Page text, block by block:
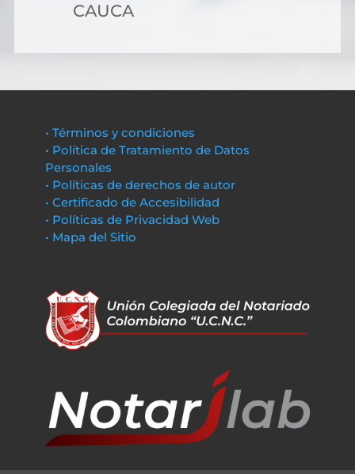
CAUCA
• Términos y condiciones
• Política de Tratamiento de Datos
Personales
• Políticas de derechos de autor
• Certificado de Accesibilidad
• Políticas de Privacidad Web
• Mapa del Sitio